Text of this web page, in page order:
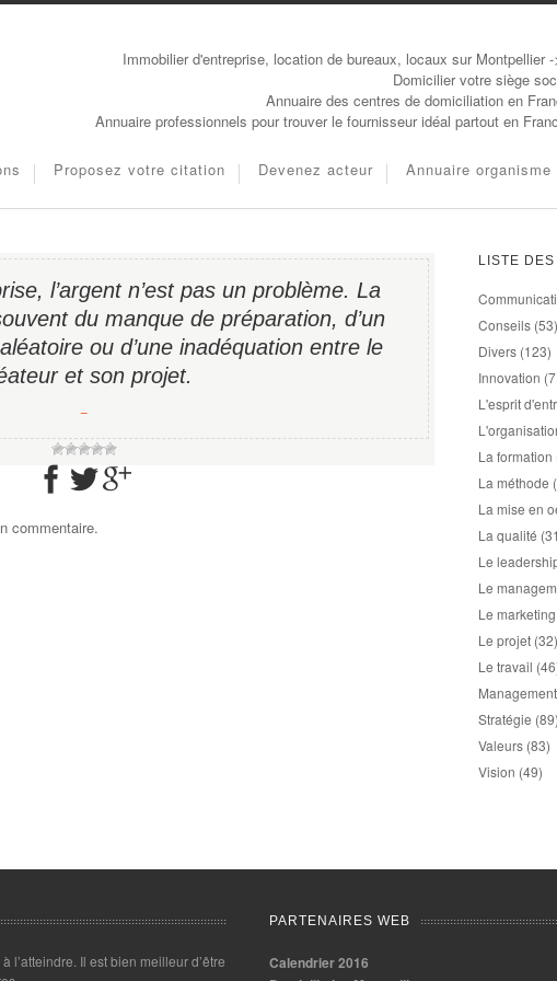
Immobilier d'entreprise, location de bureaux, locaux sur Montpellier -
Domicilier votre siège
Annuaire des centres de domiciliation en
Annuaire professionnels pour trouver le fournisseur idéal partout en
Proposez votre citation Devenez acteur Annuaire organisme
l’argent n’est pas un problème. La
du manque de préparation, d’un
ou d’une inadéquation entre le
et son projet.
−
commentaire.
LISTE
Conseils (53)
Divers (123)
Innovation
L'esprit
La formation
La méthode
La mise en
La qualité
Le
Le
Le
Le projet (32)
Le travail
Stratégie (89)
Valeurs (83)
Vision (49)
l’atteindre. Il est bien meilleur d’être
PARTENAIRES WEB
Calendrier 2016